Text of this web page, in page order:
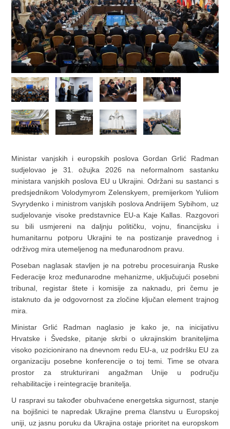
Ministar vanjskih i europskih poslovaGordan Grlić Radman
sudjelovao je 31. ožujka 2026 na neformalnom sastanku
ministara vanjskih poslova EU u Ukrajini. Održani su sastanci s
predsjednikomVolodymyrom Zelenskyem , premijerkom Yuliiom
Svyrydenko i ministrom vanjskih poslovaAndriijem Sybihom , uz
sudjelovanje visoke predstavnice EU-a Kaje Kallas . Razgovori
su bili usmjereni na daljnju političku, vojnu, financijsku i
humanitarnu potporu Ukrajini te na postizanje pravednog i
održivog mira utemeljenog na međunarodnom pravu.
Poseban naglasak stavljen je na potrebu procesuiranja Ruske
Federacije kroz međunarodne mehanizme, uključujući posebni
tribunal, registar štete i komisije za naknadu, pri čemu je
istaknuto da je odgovornost za zločine ključan element trajnog
mira.
Ministar Grlić Radman naglasio je kako je, na inicijativu
Hrvatske i Švedske, pitanje skrbi o ukrajinskim braniteljima
visoko pozicionirano na dnevnom redu EU-a, uz podršku EU za
organizaciju posebne konferencije o toj temi. Time se otvara
prostor za strukturirani angažman Unije u području
rehabilitacije i reintegracije branitelja.
U raspravi su također obuhvaćene energetska sigurnost, stanje
na bojišnici te napredak Ukrajine prema članstvu u Europskoj
uniji, uz jasnu poruku da Ukrajina ostaje prioritet na europskom